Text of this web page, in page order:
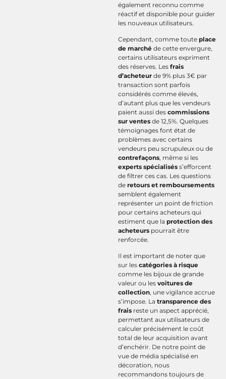
également reconnu comme
réactif et disponible pour guider
les nouveaux utilisateurs.
Cependant, comme toute place
de marché de cette envergure,
certains utilisateurs expriment
des réserves. Les frais
d’acheteur de 9% plus 3€ par
transaction sont parfois
considérés comme élevés,
d’autant plus que les vendeurs
paient aussi des commissions
sur ventes de 12,5%. Quelques
témoignages font état de
problèmes avec certains
vendeurs peu scrupuleux ou de
contrefaçons, même si les
experts spécialisés s’efforcent
de filtrer ces cas. Les questions
de retours et remboursements
semblent également
représenter un point de friction
pour certains acheteurs qui
estiment que la protection des
acheteurs pourrait être
renforcée.
Il est important de noter que
sur les catégories à risque
comme les bijoux de grande
valeur ou les voitures de
collection, une vigilance accrue
s’impose. La transparence des
frais reste un aspect apprécié,
permettant aux utilisateurs de
calculer précisément le coût
total de leur acquisition avant
d’enchérir. De notre point de
vue de média spécialisé en
décoration, nous
recommandons toujours de